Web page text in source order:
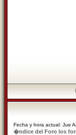
Fecha y hora actual: Jue
�ndice del Foro los